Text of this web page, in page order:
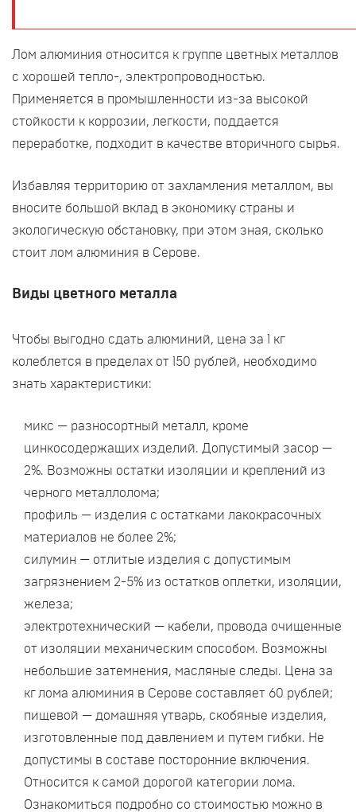
Лом алюминия относится к группе цветных металлов
с хорошей тепло-, электропроводностью.
Применяется в промышленности из-за высокой
стойкости к коррозии, легкости, поддается
переработке, подходит в качестве вторичного сырья.
Избавляя территорию от захламления металлом, вы
вносите большой вклад в экономику страны и
экологическую обстановку, при этом зная, сколько
стоит лом алюминия в Серове.
Виды цветного металла
Чтобы выгодно сдать алюминий, цена за 1 кг
колеблется в пределах от 150 рублей, необходимо
знать характеристики:
микс — разносортный металл, кроме
цинкосодержащих изделий. Допустимый засор —
2%. Возможны остатки изоляции и креплений из
черного металлолома;
профиль — изделия с остатками лакокрасочных
материалов не более 2%;
силумин — отлитые изделия с допустимым
загрязнением 2-5% из остатков оплетки, изоляции,
железа;
электротехнический — кабели, провода очищенные
от изоляции механическим способом. Возможны
небольшие затемнения, масляные следы. Цена за
кг лома алюминия в Серове составляет 60 рублей;
пищевой — домашняя утварь, скобяные изделия,
изготовленные под давлением и путем гибки. Не
допустимы в составе посторонние включения.
Относится к самой дорогой категории лома.
Ознакомиться подробно со стоимостью можно в